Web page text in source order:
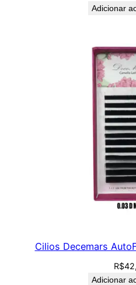
Adicionar
Cilios Decemars
R$
Adicionar